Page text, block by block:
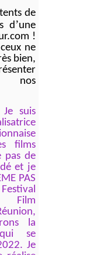
de
d’une
!
ne
bien,
à nos
suis
films
pas de
et je
PAS
Film
la
se
Je